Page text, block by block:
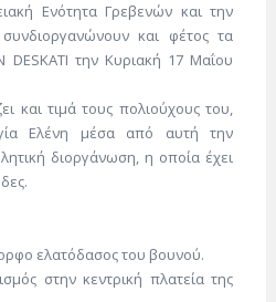
Ενότητα Γρεβενών και την
και φέτος τα
DESKATI την Κυριακή 17 Μαΐου
και τιμά τους πολιούχους του,
Ελένη μέσα από αυτή την
διοργάνωση, η οποία έχει
ελατόδασος του βουνού.
στην κεντρική πλατεία της